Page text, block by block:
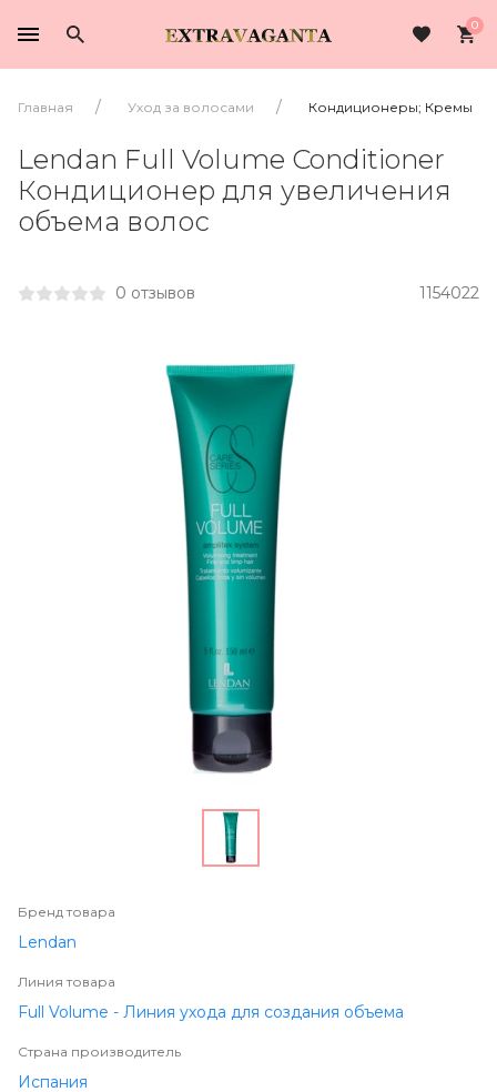
0
Главная Уход за волосами Кондиционеры; Кремы
Lendan Full Volume Conditioner
Кондиционер для увеличения
объема волос
0 отзывов 1154022
Бренд товара
Lendan
Линия товара
Full Volume - Линия ухода для создания объема
Страна производитель
Испания